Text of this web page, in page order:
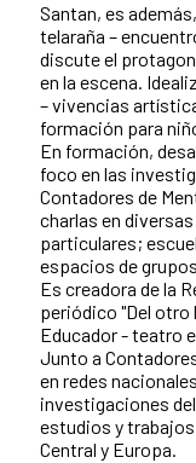
Santan, es
telaraña –
discute el
en la escena.
– vivencias
formación para
En formación,
foco en las
Contadores de
charlas en
particulares;
espacios de
Es creadora de la
periódico "Del otro
Educador - teatro
Junto a
en redes
investigaciones
estudios y
Central y Europa.